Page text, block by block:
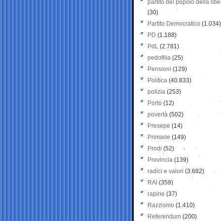
partito del popolo della
(30)
Partito Democratico (1.034)
PD (1.188)
PdL (2.781)
pedofilia (25)
Pensioni (129)
Politica (40.833)
polizia (253)
Porto (12)
povertà (502)
Presepe (14)
Primarie (149)
Prodi (52)
Provincia (139)
radici e valori (3.682)
RAI (359)
rapine (37)
Razzismo (1.410)
Referendum (200)